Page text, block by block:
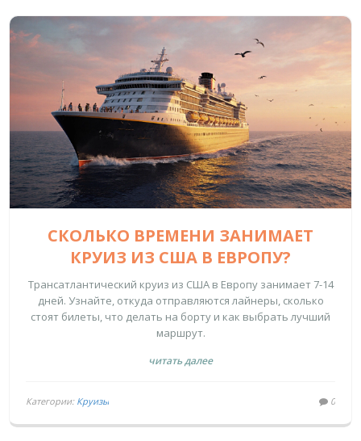
СКОЛЬКО ВРЕМЕНИ ЗАНИМАЕТ
КРУИЗ ИЗ США В ЕВРОПУ?
Трансатлантический круиз из США в Европу занимает 7-14
дней. Узнайте, откуда отправляются лайнеры, сколько
стоят билеты, что делать на борту и как выбрать лучший
маршрут.
читать далее
Категории: Круизы 0